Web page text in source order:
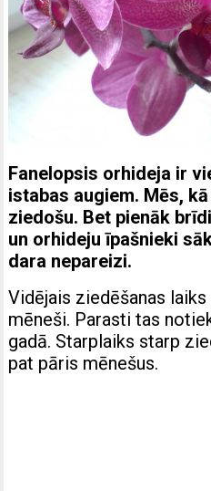
Fanelopsis orhideja ir
istabas augiem. Mēs,
ziedošu. Bet pienāk
un orhideju īpašnieki
dara nepareizi.
Vidējais ziedēšanas
mēneši. Parasti tas
gadā. Starplaiks starp
pat pāris mēnešus.